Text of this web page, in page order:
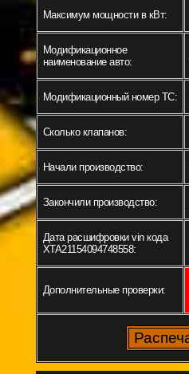
Максимум мощности в кВт:
Модификационное
наименование авто:
Модификационный номер ТС:
Сколько клапанов:
Начали производство:
Закончили производство:
Дата расшифровки vin кода
XTA21154094748558:
Дополнительные проверки: